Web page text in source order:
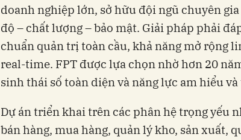
doanh nghiệp lớn, sở hữu đội ngũ chuyên
độ – chất lượng – bảo mật. Giải pháp phải
chuẩn quản trị toàn cầu, khả năng mở rộng
real-time. FPT được lựa chọn nhờ hơn 20
sinh thái số toàn diện và năng lực am hiểu
Dự án triển khai trên các phân hệ trọng yếu
bán hàng, mua hàng, quản lý kho, sản xuất,